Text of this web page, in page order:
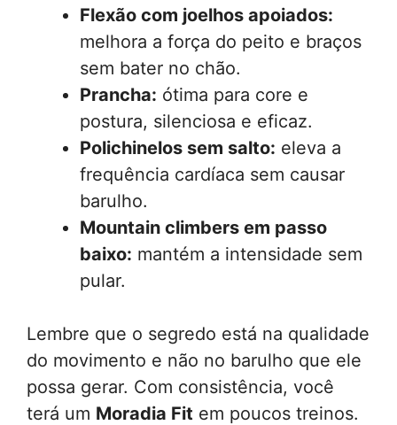
Flexão com joelhos apoiados:
melhora a força do peito e braços
sem bater no chão.
Prancha: ótima para core e
postura, silenciosa e eficaz.
Polichinelos sem salto: eleva a
frequência cardíaca sem causar
barulho.
Mountain climbers em passo
baixo: mantém a intensidade sem
pular.
Lembre que o segredo está na qualidade
do movimento e não no barulho que ele
possa gerar. Com consistência, você
terá um Moradia Fit em poucos treinos.